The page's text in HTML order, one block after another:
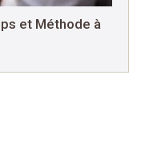
et Méthode à